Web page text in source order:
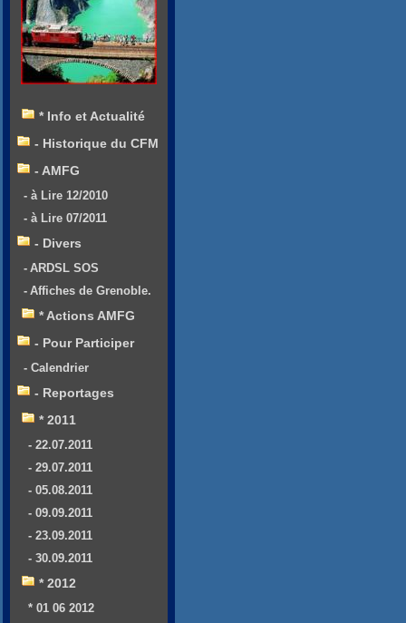
* Info et Actualité
- Historique du CFM
- AMFG
- à Lire 12/2010
- à Lire 07/2011
- Divers
- ARDSL SOS
- Affiches de Grenoble.
* Actions AMFG
- Pour Participer
- Calendrier
- Reportages
* 2011
- 22.07.2011
- 29.07.2011
- 05.08.2011
- 09.09.2011
- 23.09.2011
- 30.09.2011
* 2012
* 01 06 2012